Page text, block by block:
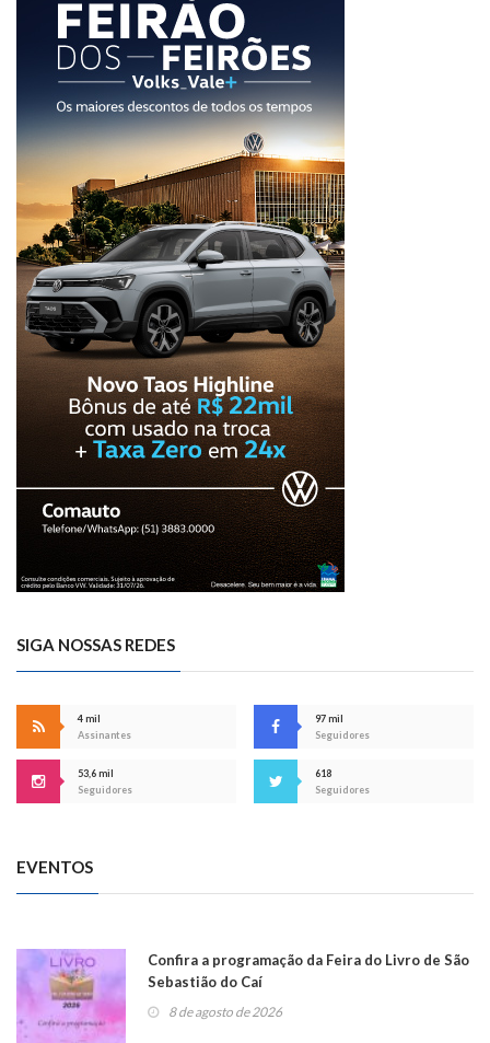
SIGA NOSSAS REDES
4 mil
Assinantes
97 mil
Seguidores
53,6 mil
Seguidores
618
Seguidores
EVENTOS
Confira a programação da Feira do Livro de São
Sebastião do Caí
8 de agosto de 2026